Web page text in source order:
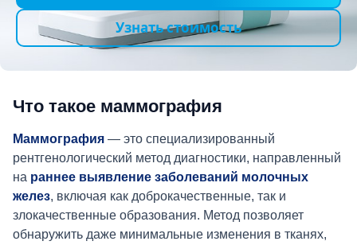
Узнать стоимость
Что такое маммография
Маммография — это специализированный
рентгенологический метод диагностики, направленный
на раннее выявление заболеваний молочных
желез, включая как доброкачественные, так и
злокачественные образования. Метод позволяет
обнаружить даже минимальные изменения в тканях,